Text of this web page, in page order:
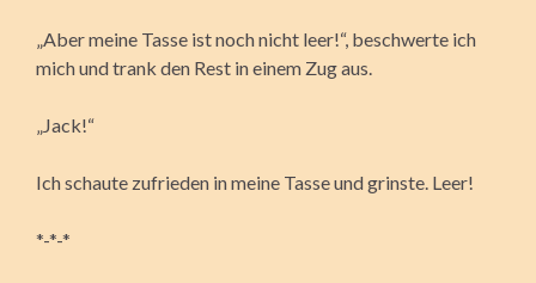
„Aber meine Tasse ist noch nicht leer!“, beschwerte ich
mich und trank den Rest in einem Zug aus.
„Jack!“
Ich schaute zufrieden in meine Tasse und grinste. Leer!
*-*-*